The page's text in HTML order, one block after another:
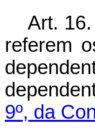
Art.
referem
9º, da